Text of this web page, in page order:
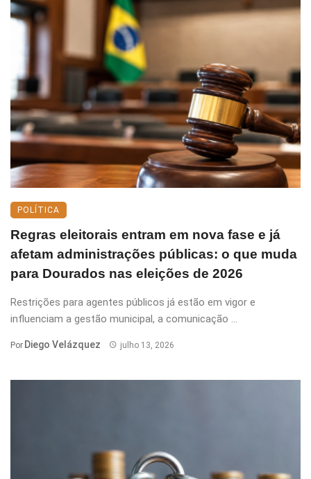
POLÍTICA
Regras eleitorais entram em nova fase e já
afetam administrações públicas: o que muda
para Dourados nas eleições de 2026
Restrições para agentes públicos já estão em vigor e
influenciam a gestão municipal, a comunicação ...
Por Diego Velázquez julho 13, 2026